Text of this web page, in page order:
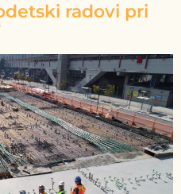
radovi pri